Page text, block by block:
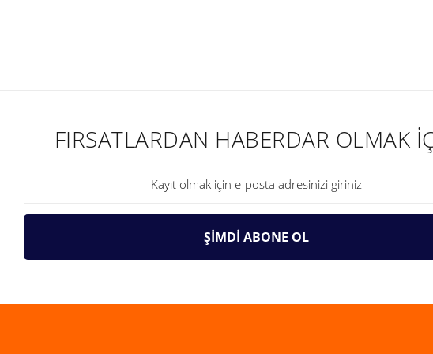
Gönder
FIRSATLARDAN HABERDAR OLMAK
ŞİMDİ ABONE OL